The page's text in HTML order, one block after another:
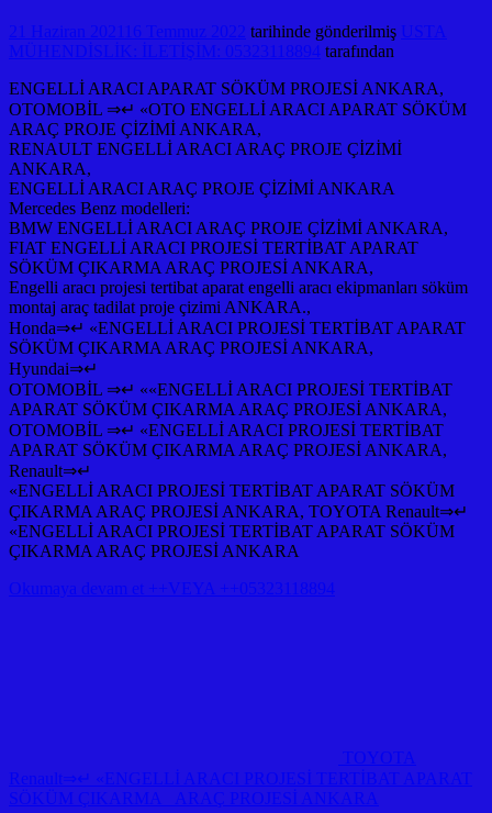
21 Haziran 2021 16 Temmuz 2022 tarihinde gönderilmiş USTA
MÜHENDİSLİK: İLETİŞİM: 05323118894 tarafından
ENGELLİ ARACI APARAT SÖKÜM PROJESİ ANKARA,
OTOMOBİL ⇒↵ «OTO ENGELLİ ARACI APARAT SÖKÜM
ARAÇ PROJE ÇİZİMİ ANKARA,
RENAULT ENGELLİ ARACI ARAÇ PROJE ÇİZİMİ
ANKARA,
ENGELLİ ARACI ARAÇ PROJE ÇİZİMİ ANKARA
Mercedes Benz modelleri:
BMW ENGELLİ ARACI ARAÇ PROJE ÇİZİMİ ANKARA,
FIAT ENGELLİ ARACI PROJESİ TERTİBAT APARAT
SÖKÜM ÇIKARMA ARAÇ PROJESİ ANKARA,
Engelli aracı projesi tertibat aparat engelli aracı ekipmanları söküm
montaj araç tadilat proje çizimi ANKARA.,
Honda⇒↵ «ENGELLİ ARACI PROJESİ TERTİBAT APARAT
SÖKÜM ÇIKARMA ARAÇ PROJESİ ANKARA,
Hyundai⇒↵
OTOMOBİL ⇒↵ ««ENGELLİ ARACI PROJESİ TERTİBAT
APARAT SÖKÜM ÇIKARMA ARAÇ PROJESİ ANKARA,
OTOMOBİL ⇒↵ «ENGELLİ ARACI PROJESİ TERTİBAT
APARAT SÖKÜM ÇIKARMA ARAÇ PROJESİ ANKARA,
Renault⇒↵
«ENGELLİ ARACI PROJESİ TERTİBAT APARAT SÖKÜM
ÇIKARMA ARAÇ PROJESİ ANKARA, TOYOTA Renault⇒↵
«ENGELLİ ARACI PROJESİ TERTİBAT APARAT SÖKÜM
ÇIKARMA ARAÇ PROJESİ ANKARA
Okumaya devam et ++VEYA ++05323118894
TOYOTA
Renault⇒↵ «ENGELLİ ARACI PROJESİ TERTİBAT APARAT
SÖKÜM ÇIKARMA ARAÇ PROJESİ ANKARA